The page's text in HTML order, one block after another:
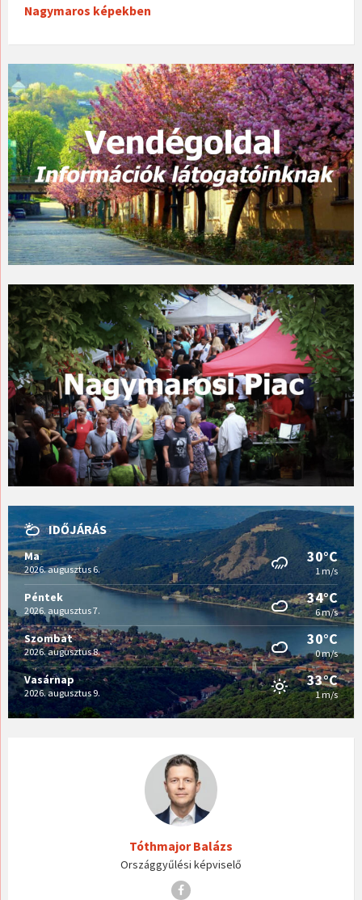
Nagymaros képekben
IDŐJÁRÁS
Ma
2026. augusztus 6.
30°C
1 m/s
Péntek
2026. augusztus 7.
34°C
6 m/s
Szombat
2026. augusztus 8.
30°C
0 m/s
Vasárnap
2026. augusztus 9.
33°C
1 m/s
Tóthmajor Balázs
Országgyűlési képviselő
Facebook